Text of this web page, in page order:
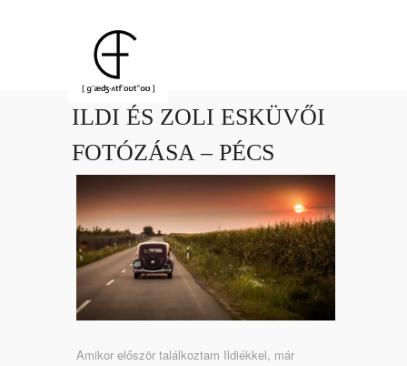
ILDI ÉS ZOLI ESKÜVŐI
FOTÓZÁSA – PÉCS
Amikor először találkoztam Ildiékkel, már